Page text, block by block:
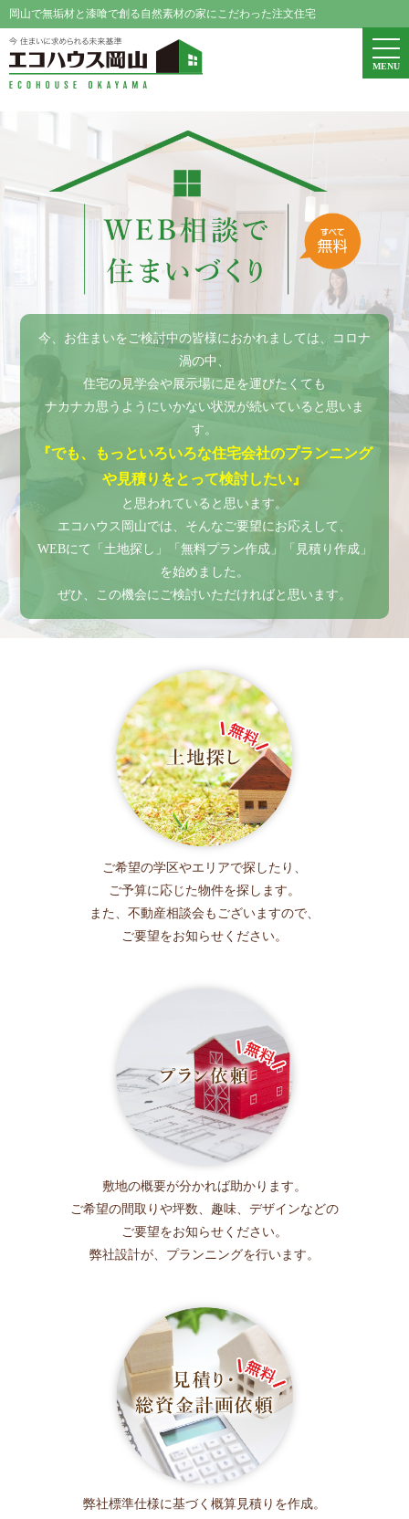
岡山で無垢材と漆喰で創る自然素材の家にこだわった注文住宅
今、お住まいをご検討中の皆様におかれましては、コロナ
渦の中、
住宅の見学会や展示場に足を運びたくても
ナカナカ思うようにいかない状況が続いていると思いま
す。
『でも、もっといろいろな住宅会社のプランニング
や見積りをとって検討したい』
と思われていると思います。
エコハウス岡山では、そんなご要望にお応えして、
WEBにて「土地探し」「無料プラン作成」「見積り作成」
を始めました。
ぜひ、この機会にご検討いただければと思います。
ご希望の学区やエリアで探したり、
ご予算に応じた物件を探します。
また、不動産相談会もございますので、
ご要望をお知らせください。
敷地の概要が分かれば助かります。
ご希望の間取りや坪数、趣味、デザインなどの
ご要望をお知らせください。
弊社設計が、プランニングを行います。
弊社標準仕様に基づく概算見積りを作成。
MENU